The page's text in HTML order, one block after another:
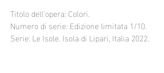
Titolo dell'opera: Colori.
Numero di serie: Edizione limitata 1/10.
Serie: Le Isole. Isola di Lipari, Italia 2022.